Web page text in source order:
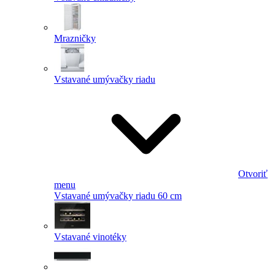
Mrazničky
Vstavané umývačky riadu
Otvoriť
menu
Vstavané umývačky riadu 60 cm
Vstavané vinotéky